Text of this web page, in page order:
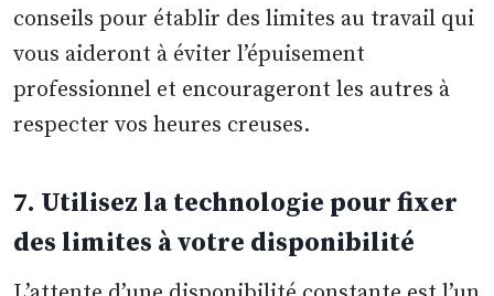
conseils pour établir des limites au travail qui
vous aideront à éviter l’épuisement
professionnel et encourageront les autres à
respecter vos heures creuses.
7. Utilisez la technologie pour fixer
des limites à votre disponibilité